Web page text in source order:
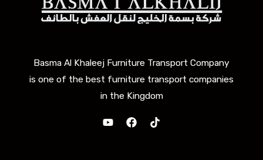
Basma Al Khaleej Furniture Transport Company
is one of the best furniture transport companies
in the Kingdom